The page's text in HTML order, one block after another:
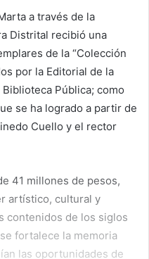
a través de la
Distrital recibió una
de la “Colección
por la Editorial de la
Pública; como
se ha logrado a partir de
Cuello y el rector
41 millones de pesos,
artístico, cultural y
contenidos de los siglos
fortalece la memoria
las oportunidades de